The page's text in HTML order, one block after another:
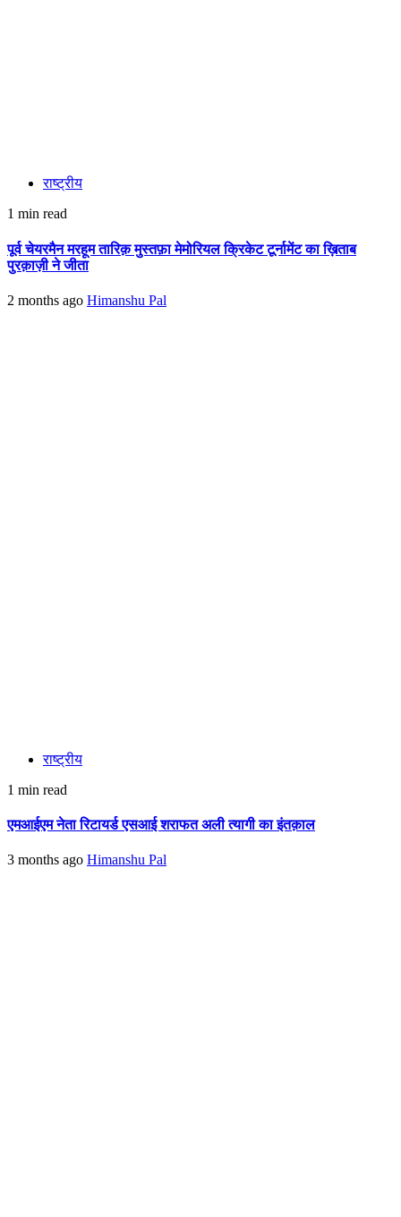
राष्ट्रीय
1 min read
पूर्व चेयरमैन मरहूम तारिक़ मुस्तफ़ा मेमोरियल क्रिकेट टूर्नामेंट का ख़िताब
पुरक़ाज़ी ने जीता
2 months ago Himanshu Pal
राष्ट्रीय
1 min read
एमआईएम नेता रिटायर्ड एसआई शराफत अली त्यागी का इंतक़ाल
3 months ago Himanshu Pal